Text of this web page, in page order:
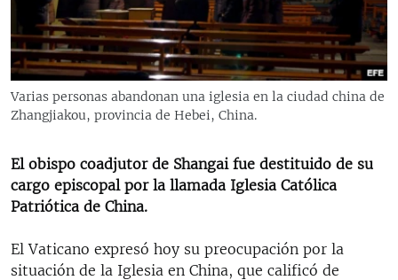
RADIO MARTÍ
ESPECIALES
ESPECIALES
LA REALIDAD DE LA VIVIENDA EN CUBA
KENTU-CUBANO
LOS SANTOS DE HIALEAH
LA INVASIÓN DE RUSIA A UCRANIA
MULTIMEDIA
EDITORIALES
SÍGUENOS
Varias personas abandonan una iglesia en la ciudad china de
Zhangjiakou, provincia de Hebei, China.
El obispo coadjutor de Shangai fue destituido de su
cargo episcopal por la llamada Iglesia Católica
Patriótica de China.
El Vaticano expresó hoy su preocupación por la
situación de la Iglesia en China, que calificó de